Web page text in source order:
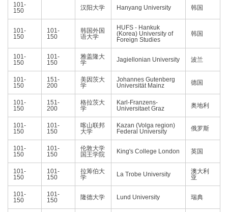
101-
150
汉阳大学 Hanyang University 韩国
101-
150
101-
150
韩国外国
语大学
HUFS - Hankuk
(Korea) University of
Foreign Studies
韩国
101-
150
101-
150
雅盖隆大
学
Jagiellonian University 波兰
101-
150
151-
200
美因茨大
学
Johannes Gutenberg
Universität Mainz
德国
101-
150
151-
200
格拉茨大
学
Karl-Franzens-
Universitaet Graz
奥地利
101-
150
101-
150
喀山联邦
大学
Kazan (Volga region)
Federal University
俄罗斯
101-
150
101-
150
伦敦大学
国王学院
King's College London 英国
101-
150
101-
150
拉筹伯大
学
La Trobe University
澳大利
亚
101-
150
101-
150
隆德大学 Lund University 瑞典